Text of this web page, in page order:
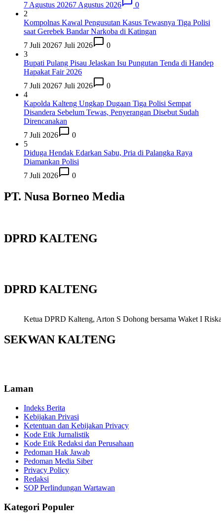
7 Agustus 20267 Agustus 2026
0
2
Kompolnas Kawal Pengusutan Kasus Tewasnya Tiga Polisi
saat Gerebek Bandar Narkoba di Katingan
7 Juli 20267 Juli 2026
0
3
Bupati Pulang Pisau Jelaskan Isu Pungutan Tenda di Handep
Hapakat Fair 2026
7 Juli 20267 Juli 2026
0
4
Kapolda Kalteng Ungkap Dugaan Tiga Polisi Sempat
Disandera Sebelum Tewas, Penyerangan Disebut Sudah
Direncanakan
7 Juli 2026
0
5
Diduga Hendak Edarkan Sabu, Pria di Palangka Raya
Diamankan Polisi
7 Juli 2026
0
PT. Nusa Borneo Media
DPRD KALTENG
DPRD KALTENG
Ketua DPRD Kalteng, Arton S Dohong bersama Waket I
SEKWAN KALTENG
Laman
Indeks Berita
Kebijakan Privasi
Ketentuan dan Kebijakan Privacy
Kode Etik Jurnalistik
Kode Etik Redaksi dan Perusahaan
Pedoman Hak Jawab
Pedoman Media Siber
Privacy Policy
Redaksi
SOP Perlindungan Wartawan
Kategori Populer